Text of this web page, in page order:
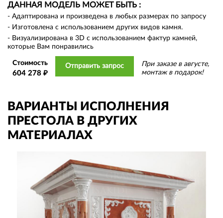
ДАННАЯ МОДЕЛЬ МОЖЕТ БЫТЬ :
- Адаптирована и произведена в любых размерах по запросу
- Изготовлена с использованием других видов камня.
- Визуализирована в 3D с использованием фактур камней,
которые Вам понравились
Стоимость
604 278 ₽
Отправить запрос
При заказе в августе,
монтаж в подарок!
ВАРИАНТЫ ИСПОЛНЕНИЯ
ПРЕСТОЛА В ДРУГИХ
МАТЕРИАЛАХ